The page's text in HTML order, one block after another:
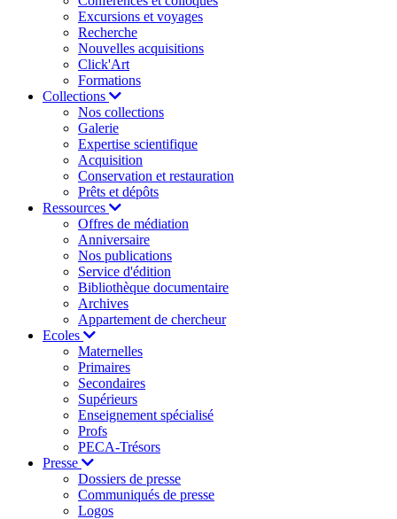
Excursions et voyages
Recherche
Nouvelles acquisitions
Click'Art
Formations
Collections
Nos collections
Galerie
Expertise scientifique
Acquisition
Conservation et restauration
Prêts et dépôts
Ressources
Offres de médiation
Anniversaire
Nos publications
Service d'édition
Bibliothèque documentaire
Archives
Appartement de chercheur
Ecoles
Maternelles
Primaires
Secondaires
Supérieurs
Enseignement spécialisé
Profs
PECA-Trésors
Presse
Dossiers de presse
Communiqués de presse
Logos